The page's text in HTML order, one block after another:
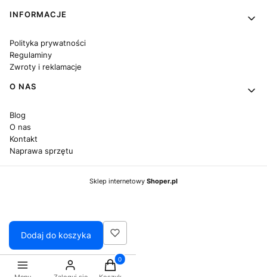
INFORMACJE
Polityka prywatności
Regulaminy
Zwroty i reklamacje
O NAS
Blog
O nas
Kontakt
Naprawa sprzętu
Sklep internetowy Shoper.pl
Dodaj do koszyka
Produkty w koszyku: 0. Zobacz